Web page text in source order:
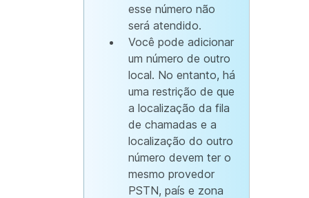
esse número não
será atendido.
Você pode adicionar
um número de outro
local. No entanto, há
uma restrição de que
a localização da fila
de chamadas e a
localização do outro
número devem ter o
mesmo provedor
PSTN, país e zona